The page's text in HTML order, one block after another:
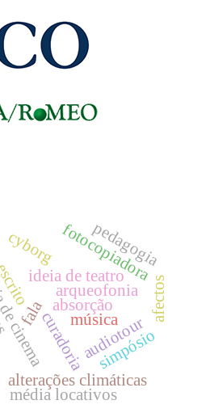
arqueofonia
curadoria
alterações climáticas
audiotour
ideia de teatro
absorção
cyborg fotocopiadora
média locativos
simpósio
pedagogia
afectos
música
fala